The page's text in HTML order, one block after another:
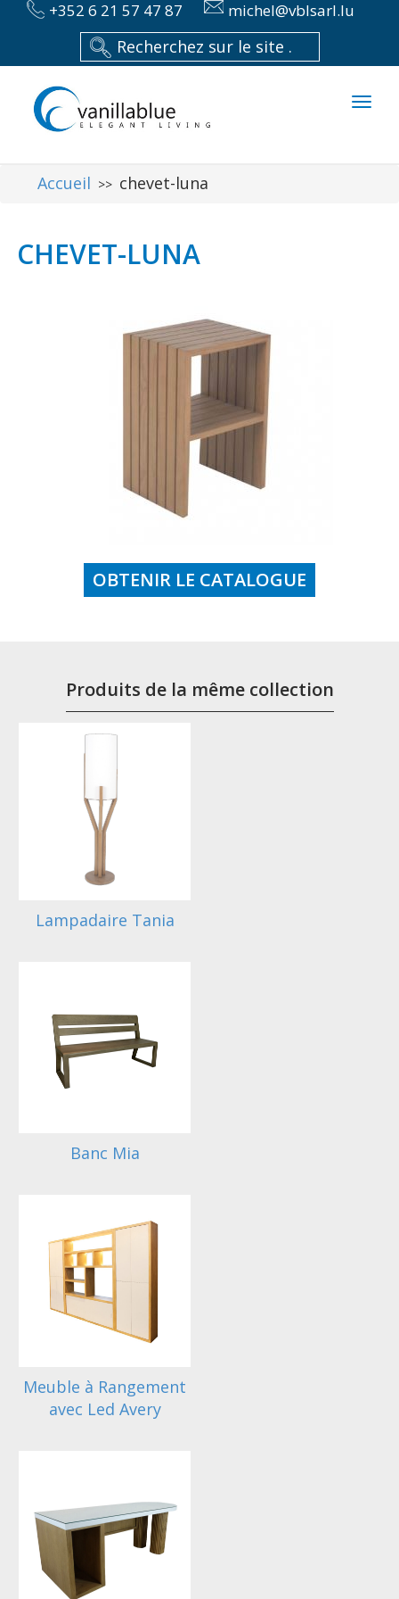
+352 6 21 57 47 87 michel@vblsarl.lu
Accueil >> chevet-luna
CHEVET-LUNA
OBTENIR LE CATALOGUE
Produits de la même collection
Lampadaire Tania
Banc Mia
Meuble à Rangement
avec Led Avery